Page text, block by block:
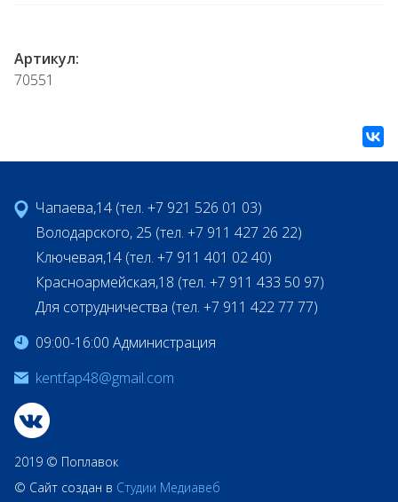
Артикул:
70551
Чапаева,14 (тел. +7 921 526 01 03)
Володарского, 25 (тел. +7 911 427 26 22)
Ключевая,14 (тел. +7 911 401 02 40)
Красноармейская,18 (тел. +7 911 433 50 97)
Для сотрудничества (тел. +7 911 422 77 77)
09:00-16:00 Администрация
kentfap48@gmail.com
2019 © Поплавок
© Сайт создан в Студии Медиавеб